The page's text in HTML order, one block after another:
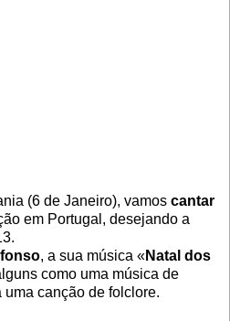
(6 de Janeiro), vamos cantar
em Portugal, desejando a
, a sua música «Natal dos
como uma música de
canção de folclore.